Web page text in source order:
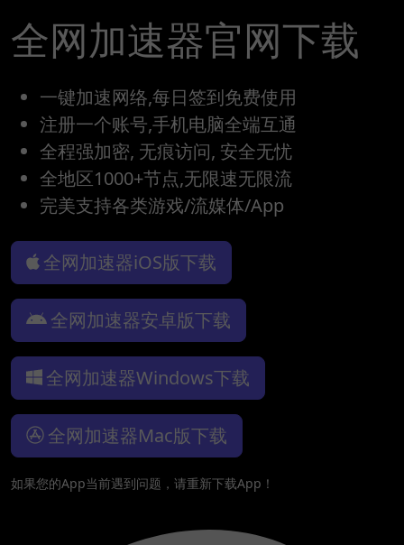
全网加速器官网下载
一键加速网络,每日签到免费使用
注册一个账号,手机电脑全端互通
全程强加密, 无痕访问, 安全无忧
全地区1000+节点,无限速无限流
完美支持各类游戏/流媒体/App
全网加速器iOS版下载
全网加速器安卓版下载
全网加速器Windows下载
全网加速器Mac版下载
如果您的App当前遇到问题，请重新下载App！